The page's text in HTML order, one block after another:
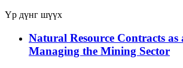
Үр дүнг шүүх
Natural Resource Contracts as
Managing the Mining Sector